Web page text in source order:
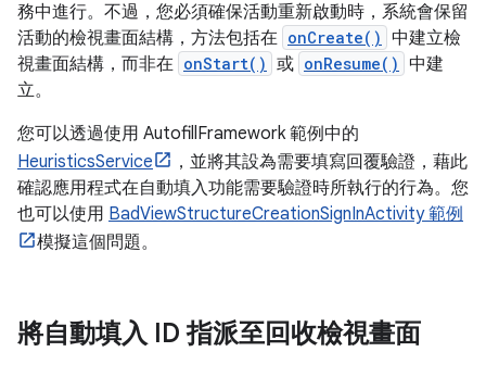
務中進行。不過，您必須確保活動重新啟動時，系統會保留
活動的檢視畫面結構，方法包括在 onCreate() 中建立檢
視畫面結構，而非在 onStart() 或 onResume() 中建
立。
您可以透過使用 AutofillFramework 範例中的
HeuristicsService
，並將其設為需要填寫回覆驗證，藉此
確認應用程式在自動填入功能需要驗證時所執行的行為。您
也可以使用 BadViewStructureCreationSignInActivity 範例
模擬這個問題。
將自動填入 ID 指派至回收檢視畫面